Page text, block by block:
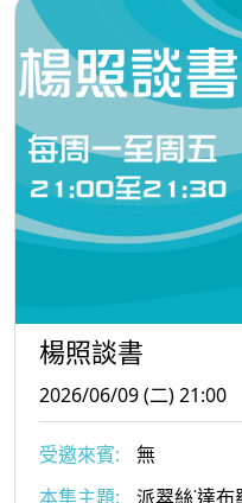
楊照談書
2026/06/09 (二) 21:00
受邀來賓:
無
本集主題:
派翠絲˙達